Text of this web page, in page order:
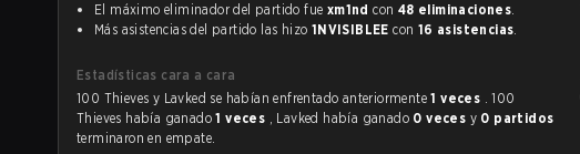
El máximo eliminador del partido fue xm1nd con 48 eliminaciones.
Más asistencias del partido las hizo 1NVISIBLEE con 16 asistencias.
Estadísticas cara a cara
100 Thieves y Lavked se habían enfrentado anteriormente1 veces . 100
Thieves había ganado1 veces , Lavked había ganado 0 veces y 0 partidos
terminaron en empate.